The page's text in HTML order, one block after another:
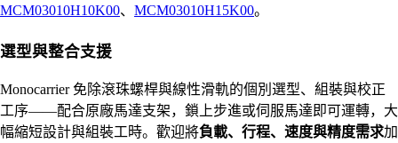
MCM03010H10K00、 MCM03010H15K00。
選型與整合支援
Monocarrier 免除滾珠螺桿與線性滑軌的個別選型、組裝與校正
工序——配合原廠馬達支架，鎖上步進或伺服馬達即可運轉，大
幅縮短設計與組裝工時。歡迎將負載、行程、速度與精度需求加